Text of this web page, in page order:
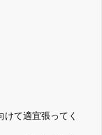
けて適宜張ってく